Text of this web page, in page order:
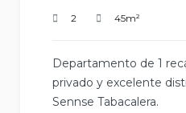
2 45m²
Departamento de 1
privado y excelente
Sennse Tabacalera.